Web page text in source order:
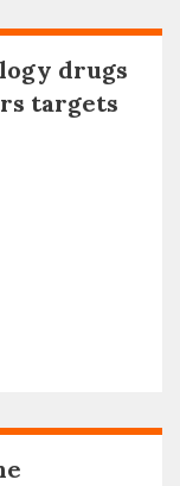
drugs
targets